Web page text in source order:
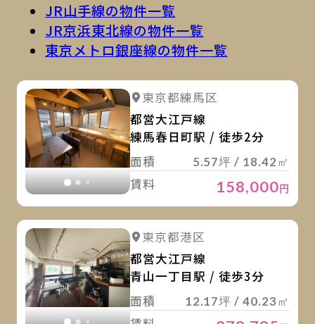
JR山手線の物件一覧
JR京浜東北線の物件一覧
東京メトロ銀座線の物件一覧
詳細を見る
東京都練馬区
都営大江戸線
練馬春日町駅 / 徒歩2分
面積
5.57坪 / 18.42㎡
賃料 158,000円
詳細を見る
東京都港区
都営大江戸線
青山一丁目駅 / 徒歩3分
面積
12.17坪 / 40.23㎡